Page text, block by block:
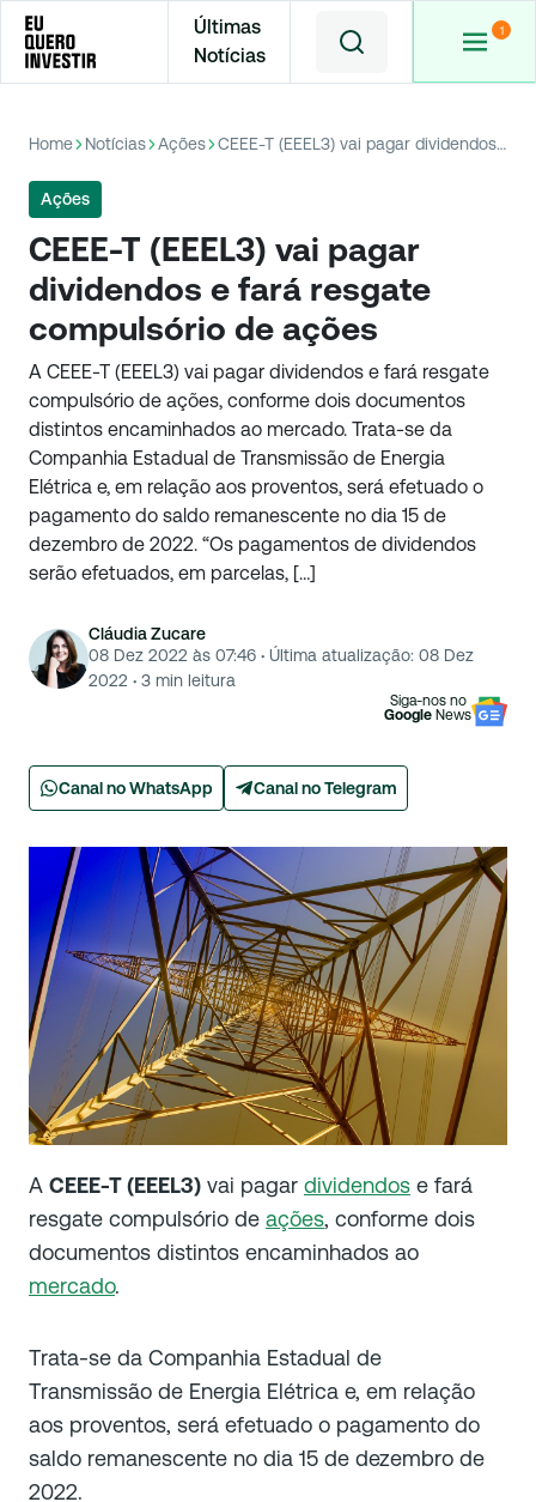
Últimas
Notícias
Home Notícias Ações CEEE-T (EEEL3) vai pagar dividendos e fará resgate compulsório de ações
Ações
CEEE-T (EEEL3) vai pagar
dividendos e fará resgate
compulsório de ações
A CEEE-T (EEEL3) vai pagar dividendos e fará resgate
compulsório de ações, conforme dois documentos
distintos encaminhados ao mercado. Trata-se da
Companhia Estadual de Transmissão de Energia
Elétrica e, em relação aos proventos, será efetuado o
pagamento do saldo remanescente no dia 15 de
dezembro de 2022. “Os pagamentos de dividendos
serão efetuados, em parcelas, […]
Cláudia Zucare
08 Dez 2022 às 07:46 · Última atualização: 08 Dez
2022 · 3 min leitura
Siga-nos no
Google News
Canal no WhatsApp Canal no Telegram
A CEEE-T (EEEL3) vai pagar dividendos e fará
resgate compulsório de ações, conforme dois
documentos distintos encaminhados ao
mercado.
Trata-se da Companhia Estadual de
Transmissão de Energia Elétrica e, em relação
aos proventos, será efetuado o pagamento do
saldo remanescente no dia 15 de dezembro de
2022.